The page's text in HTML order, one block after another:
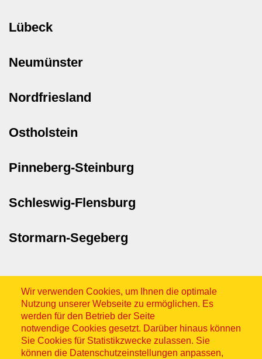
Lübeck
Neumünster
Nordfriesland
Ostholstein
Pinneberg-Steinburg
Schleswig-Flensburg
Stormarn-Segeberg
Wir verwenden Cookies, um Ihnen die optimale
Nutzung unserer Webseite zu ermöglichen. Es
werden für den Betrieb der Seite
notwendige Cookies gesetzt. Darüber hinaus können
Sie Cookies für Statistikzwecke zulassen. Sie
können die Datenschutzeinstellungen anpassen,
Sitemap